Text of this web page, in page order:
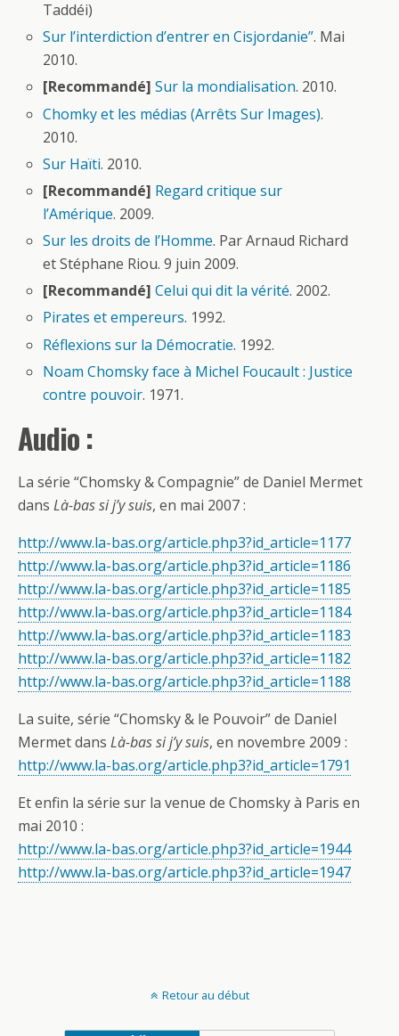
Taddéi)
Sur l’interdiction d’entrer en Cisjordanie”. Mai
2010.
[Recommandé] Sur la mondialisation. 2010.
Chomky et les médias (Arrêts Sur Images).
2010.
Sur Haïti. 2010.
[Recommandé] Regard critique sur
l’Amérique. 2009.
Sur les droits de l’Homme. Par Arnaud Richard
et Stéphane Riou. 9 juin 2009.
[Recommandé] Celui qui dit la vérité. 2002.
Pirates et empereurs. 1992.
Réflexions sur la Démocratie. 1992.
Noam Chomsky face à Michel Foucault : Justice
contre pouvoir. 1971.
Audio :
La série “Chomsky & Compagnie” de Daniel Mermet
dans Là-bas si j’y suis, en mai 2007 :
http://www.la-bas.org/article.php3?id_article=1177
http://www.la-bas.org/article.php3?id_article=1186
http://www.la-bas.org/article.php3?id_article=1185
http://www.la-bas.org/article.php3?id_article=1184
http://www.la-bas.org/article.php3?id_article=1183
http://www.la-bas.org/article.php3?id_article=1182
http://www.la-bas.org/article.php3?id_article=1188
La suite, série “Chomsky & le Pouvoir” de Daniel
Mermet dans Là-bas si j’y suis, en novembre 2009 :
http://www.la-bas.org/article.php3?id_article=1791
Et enfin la série sur la venue de Chomsky à Paris en
mai 2010 :
http://www.la-bas.org/article.php3?id_article=1944
http://www.la-bas.org/article.php3?id_article=1947
Retour au début